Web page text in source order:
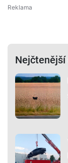
Nejčtenější